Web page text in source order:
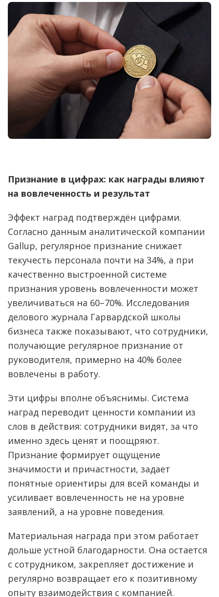
Признание в цифрах: как награды влияют
на вовлеченность и результат
Эффект наград подтверждён цифрами.
Согласно данным аналитической компании
Gallup, регулярное признание снижает
текучесть персонала почти на 34%, а при
качественно выстроенной системе
признания уровень вовлеченности может
увеличиваться на 60–70%. Исследования
делового журнала Гарвардской школы
бизнеса также показывают, что сотрудники,
получающие регулярное признание от
руководителя, примерно на 40% более
вовлечены в работу.
Эти цифры вполне объяснимы. Система
наград переводит ценности компании из
слов в действия: сотрудники видят, за что
именно здесь ценят и поощряют.
Признание формирует ощущение
значимости и причастности, задает
понятные ориентиры для всей команды и
усиливает вовлеченность не на уровне
заявлений, а на уровне поведения.
Материальная награда при этом работает
дольше устной благодарности. Она остается
с сотрудником, закрепляет достижение и
регулярно возвращает его к позитивному
опыту взаимодействия с компанией.